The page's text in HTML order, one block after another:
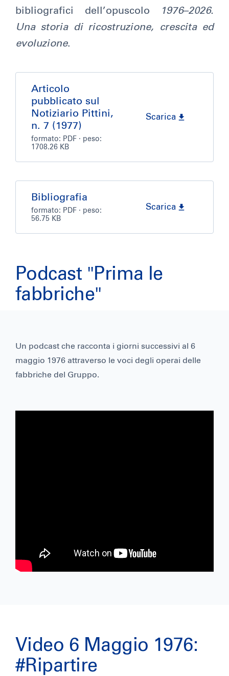
bibliografici dell’opuscolo
1976–2026.
Una storia di ricostruzione, crescita ed
evoluzione.
Articolo
pubblicato sul
Notiziario Pittini,
n. 7 (1977)
formato: PDF · peso:
1708.26 KB
Scarica
Bibliografia
formato: PDF · peso:
56.75 KB
Scarica
Podcast "Prima le
fabbriche"
Un podcast che racconta i giorni successivi al 6
maggio 1976 attraverso le voci degli operai delle
fabbriche del Gruppo.
Video 6 Maggio 1976:
#Ripartire